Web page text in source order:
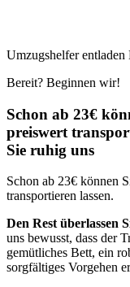
Umzugshelfer
Bereit? Beginnen wir!
Schon ab 23€
preiswert
Sie ruhig uns
Schon ab 23€ können
transportieren lassen.
Den Rest überlassen
uns bewusst, dass der
gemütliches Bett, ein
sorgfältiges Vorgehen